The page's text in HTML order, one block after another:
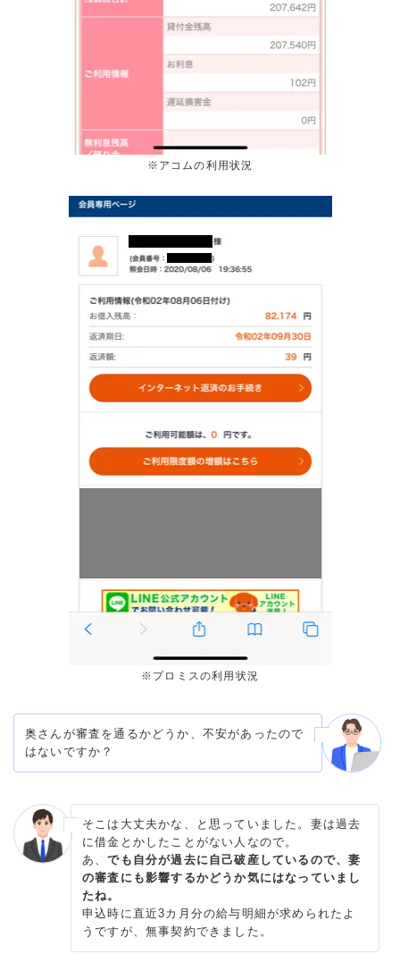
※アコムの利用状況
※プロミスの利用状況
奥さんが審査を通るかどうか、不安があったので
はないですか？
そこは大丈夫かな、と思っていました。妻は過去
に借金とかしたことがない人なので。
あ、でも自分が過去に自己破産しているので、妻
の審査にも影響するかどうか気にはなっていまし
たね。
申込時に直近3カ月分の給与明細が求められたよ
うですが、無事契約できました。